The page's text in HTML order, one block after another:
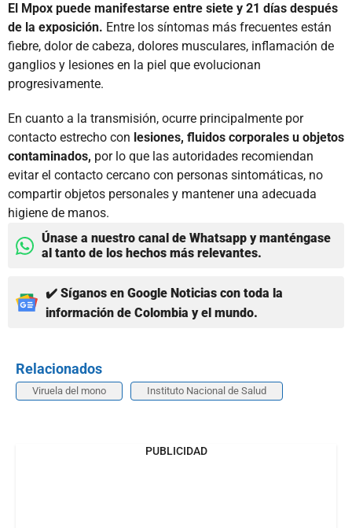
El Mpox puede manifestarse entre siete y 21 días después
de la exposición. Entre los síntomas más frecuentes están
fiebre, dolor de cabeza, dolores musculares, inflamación de
ganglios y lesiones en la piel que evolucionan
progresivamente.
En cuanto a la transmisión, ocurre principalmente por
contacto estrecho con lesiones, fluidos corporales u objetos
contaminados, por lo que las autoridades recomiendan
evitar el contacto cercano con personas sintomáticas, no
compartir objetos personales y mantener una adecuada
higiene de manos.
Únase a nuestro canal de Whatsapp y manténgase
al tanto de los hechos más relevantes.
✔️ Síganos en Google Noticias con toda la
información de Colombia y el mundo.
Relacionados
Viruela del mono Instituto Nacional de Salud
PUBLICIDAD